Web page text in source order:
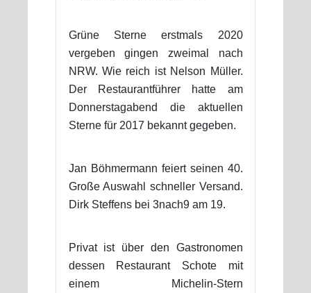
Grüne Sterne erstmals 2020
vergeben gingen zweimal nach
NRW. Wie reich ist Nelson Müller.
Der Restaurantführer hatte am
Donnerstagabend die aktuellen
Sterne für 2017 bekannt gegeben.
Jan Böhmermann feiert seinen 40.
Große Auswahl schneller Versand.
Dirk Steffens bei 3nach9 am 19.
Privat ist über den Gastronomen
dessen Restaurant Schote mit
einem Michelin-Stern